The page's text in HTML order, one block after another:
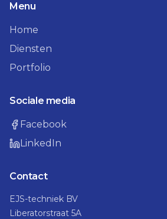
Menu
Home
Diensten
Portfolio
Sociale media
Facebook
LinkedIn
Contact
EJS-techniek BV
Liberatorstraat 5A